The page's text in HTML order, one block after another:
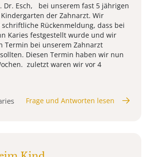
Dr. Esch, bei unserem fast 5 jährigen
der Zahnarzt. Wir
Rückenmeldung, dass bei
Karies festgestellt wurde und wir
Termin bei unserem Zahnarzt
Diesen Termin haben wir nun
zuletzt waren wir vor 4
Frage und Antworten lesen